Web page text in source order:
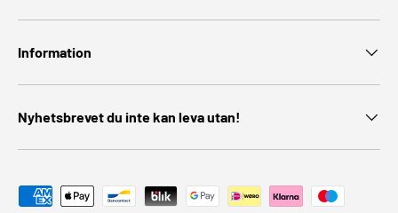
Information
Nyhetsbrevet du inte kan leva utan!
Godkända betalningsmetoder